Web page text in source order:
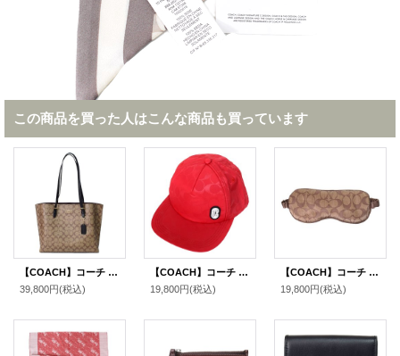
この商品を買った人はこんな商品も買っています
【COACH】コーチ コーティングキャンバス スムースレザー シグネチャー モリー トートバッグ カーキ×ブラック〔日本未発売〕
39,800円(税込)
【COACH】コーチ ナイロン シグネチャー トラッカー ハット キャップ 帽子 レッド〔日本未発売〕
19,800円(税込)
【COACH】コーチ シグネチャー シルク100％ アイマスク 安眠マスク 目隠し スリープマスク BOX付き カーキ（日本未発売）
19,800円(税込)